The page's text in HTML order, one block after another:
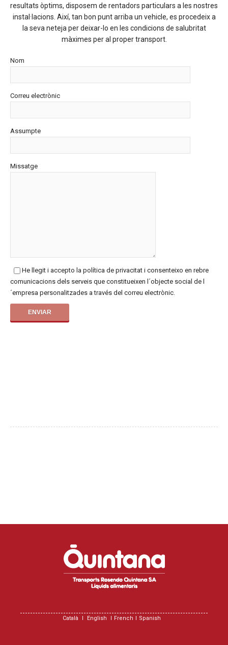
resultats òptims, disposem de rentadors particulars a les nostres
instal·lacions. Així, tan bon punt arriba un vehicle, es procedeix a
la seva neteja per deixar-lo en les condicions de salubritat
màximes per al proper transport.
Nom
Correu electrònic
Assumpte
Missatge
He llegit i accepto la política de privacitat i consenteixo en rebre
comunicacions dels serveis que constitueixen l´objecte social de l
´empresa personalitzades a través del correu electrònic.
Català English French Spanish